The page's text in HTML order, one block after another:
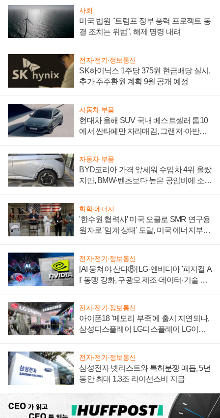
사회
미국 법원 "트럼프 정부 풍력 프로젝트 동
결 조치는 위법", 해제 명령 내려
전자·전기·정보통신
SK하이닉스 1주당 375원 현금배당 실시,
추가 주주환원 계획 9월 공개 예정
자동차·부품
현대차 올해 SUV 국내 베스트셀러 톱10
에서 싼타페만 자리매김, 그랜저·아반떼
자동차·부품
BYD코리아 가격 앞세워 수입차 4위 올랐
지만, BMW·벤츠보다 높은 공임비에 소비
화학·에너지
'한수원 협력사' 미국 오클로 SMR 연구용
원자로 '임계 상태' 도달, 미국 에너지부
전자·전기·정보통신
[AI 뭉쳐야 산다⑧] LG·엔비디아 '피지컬 A
I' 동맹 강화, 구광모 제조·데이터·기술 결
전자·전기·정보통신
아이폰18 '메모리 부족'에 출시 지연되나,
삼성디스플레이 LG디스플레이 LG이노
전자·전기·정보통신
삼성전자 넷리스트와 특허분쟁 매듭, 5년
동안 최대 1.3조 라이선스비 지급